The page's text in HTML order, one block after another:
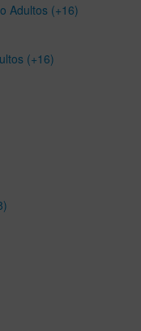
Adultos (+16)
(+16)